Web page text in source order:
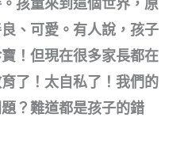
孩童來到這個世界，原
、可愛。有人說，孩子
！但現在很多家長都在
了！太自私了！我們的
？難道都是孩子的錯